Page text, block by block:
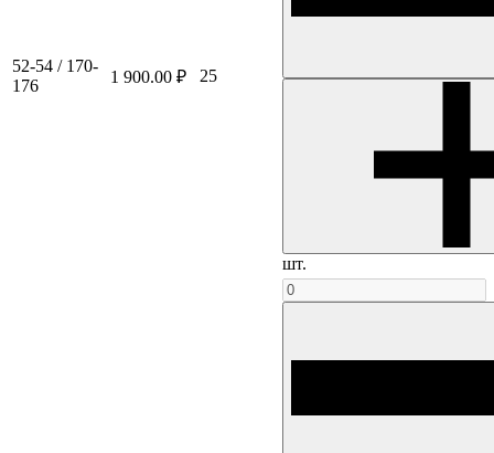
52-54 / 170-
176
1 900.00 ₽ 25
шт.